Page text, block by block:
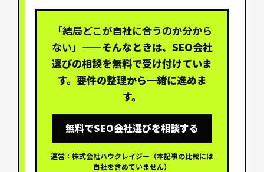
「結局どこが自社に合うのか分から
ない」 ——そんなときは、SEO会社
選びの相談を無料で受け付けていま
す。要件の整理から一緒に進めま
す。
無料でSEO会社選びを相談する
運営：株式会社ハウクレイジー（本記事の比較には
自社を含めていません）